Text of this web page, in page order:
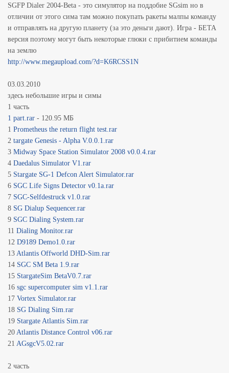
SGFP Dialer 2004-Beta - это симулятор на поддобие SGsim но в
отличии от этого сима там можно покупать ракеты малпы команду
и отправлять на другую планету (за это деньги дают). Игра - БЕТА
версия поэтому могут быть некоторые глюки с прибитием команды
на землю
http://www.megaupload.com/?d=K6RCSS1N
03.03.2010
здесь небольшие игры и симы
1 часть
1 part.rar - 120.95 МБ
1 Prometheus the return flight test.rar
2 targate Genesis - Alpha V.0.0.1.rar
3 Midway Space Station Simulator 2008 v0.0.4.rar
4 Daedalus Simulator V1.rar
5 Stargate SG-1 Defcon Alert Simulator.rar
6 SGC Life Signs Detector v0.1a.rar
7 SGC-Selfdestruck v1.0.rar
8 SG Dialup Sequencer.rar
9 SGC Dialing System.rar
11 Dialing Monitor.rar
12 D9189 Demo1.0.rar
13 Atlantis Offworld DHD-Sim.rar
14 SGC SM Beta 1.9.rar
15 StargateSim BetaV0.7.rar
16 sgc supercomputer sim v1.1.rar
17 Vortex Simulator.rar
18 SG Dialing Sim.rar
19 Stargate Atlantis Sim.rar
20 Atlantis Distance Control v06.rar
21 AGsgcV5.02.rar
2 часть